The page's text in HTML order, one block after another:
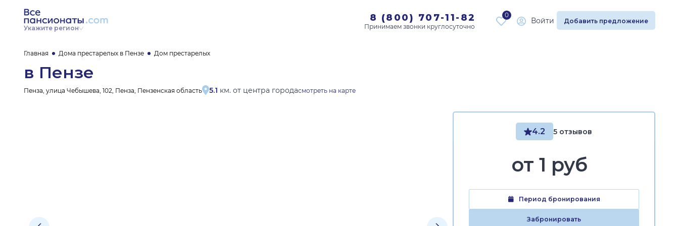
Укажите регион
8 (800) 707-11-82 0
Войти Добавить предложение
Главная Дома престарелых в Пензе Дом престарелых
в Пензе
Пенза, улица Чебышева, 102, Пенза, Пензенская область 5.1 км. от центра городасмотреть на карте
4.2 5 отзывов
от 1 руб
Период бронирования
Забронировать